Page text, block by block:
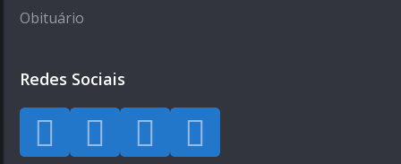
Obituário
Redes Sociais